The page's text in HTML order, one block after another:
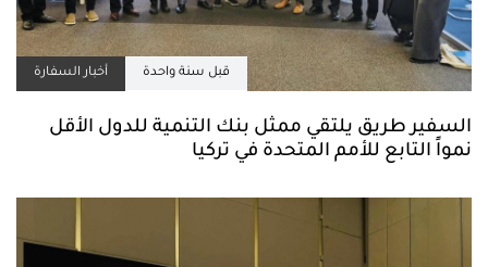
قبل سنة واحدة أخبار السفارة
السفير طريق يلتقي ممثل بنك التنمية للدول الأقل
نمواً التابع للأمم المتحدة في تركيا